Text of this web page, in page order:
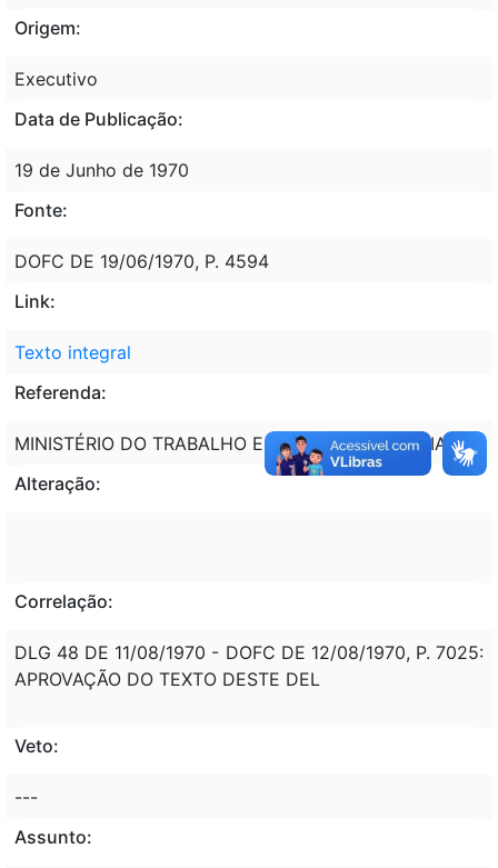
Origem:
Executivo
Data de Publicação:
19 de Junho de 1970
Fonte:
DOFC DE 19/06/1970, P. 4594
Link:
Texto integral
Referenda:
MINISTÉRIO DO TRABALHO E PREVIDÊNCIA SOCIAL
Alteração:
Correlação:
DLG 48 DE 11/08/1970 - DOFC DE 12/08/1970, P. 7025:
APROVAÇÃO DO TEXTO DESTE DEL
Veto:
---
Assunto: